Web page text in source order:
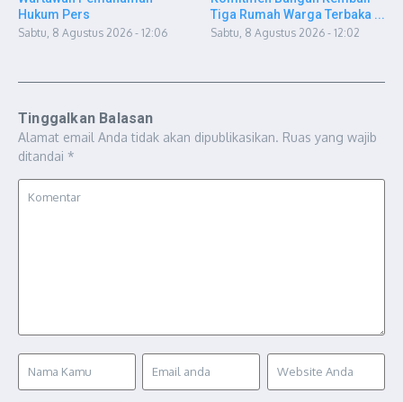
Hukum Pers
Sabtu, 8 Agustus 2026 - 12:06
Tiga Rumah Warga Terbaka ...
Sabtu, 8 Agustus 2026 - 12:02
Tinggalkan Balasan
Alamat email Anda tidak akan dipublikasikan. Ruas yang wajib
ditandai *